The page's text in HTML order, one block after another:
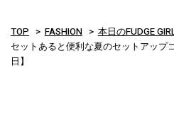
TOP FASHION 本日のFUDGE
セットあると便利な夏のセットアップ
日】